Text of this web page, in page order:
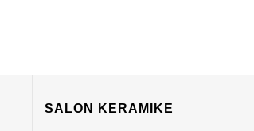
SALON KERAMIKE